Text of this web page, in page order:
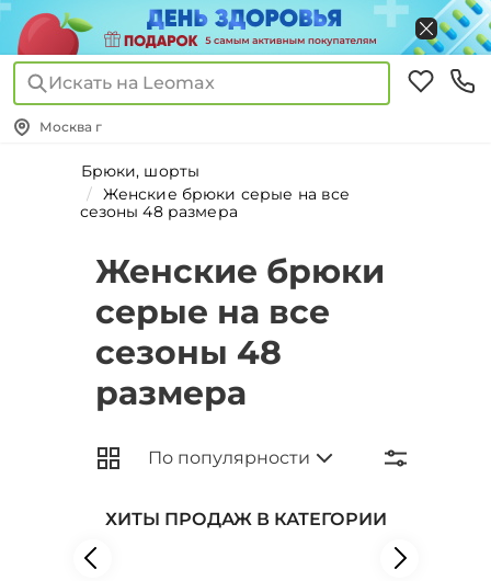
Искать на Leomax
Москва г
Брюки, шорты
Женские брюки серые на все
сезоны 48 размера
Женские брюки
серые на все
сезоны 48
размера
ХИТЫ ПРОДАЖ В КАТЕГОРИИ